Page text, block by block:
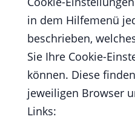
in dem Hilfemenü
beschrieben,
Sie Ihre Cookie-
können. Diese
jeweiligen Browser
Links: